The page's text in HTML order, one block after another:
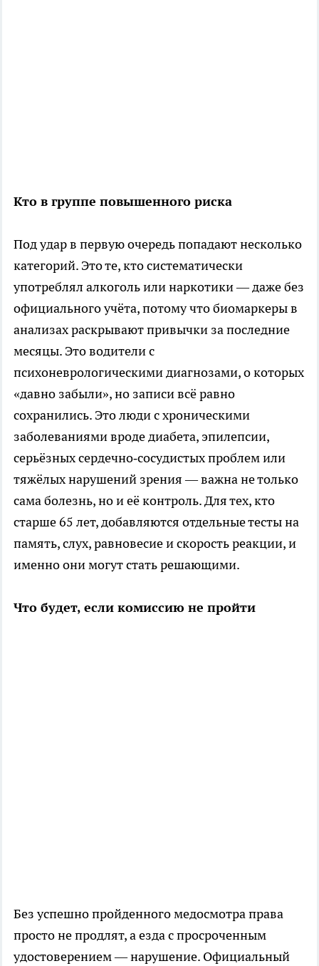
Кто в группе повышенного риска
Под удар в первую очередь попадают несколько
категорий. Это те, кто систематически
употреблял алкоголь или наркотики — даже без
официального учёта, потому что биомаркеры в
анализах раскрывают привычки за последние
месяцы. Это водители с
психоневрологическими диагнозами, о которых
«давно забыли», но записи всё равно
сохранились. Это люди с хроническими
заболеваниями вроде диабета, эпилепсии,
серьёзных сердечно‑сосудистых проблем или
тяжёлых нарушений зрения — важна не только
сама болезнь, но и её контроль. Для тех, кто
старше 65 лет, добавляются отдельные тесты на
память, слух, равновесие и скорость реакции, и
именно они могут стать решающими.
Что будет, если комиссию не пройти
Без успешно пройденного медосмотра права
просто не продлят, а езда с просроченным
удостоверением — нарушение. Официальный